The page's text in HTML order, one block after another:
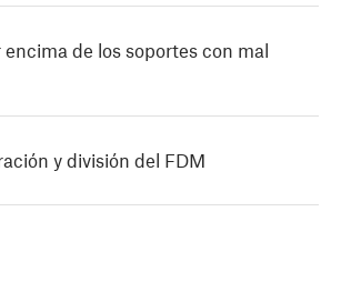
de los soportes con mal
y división del FDM